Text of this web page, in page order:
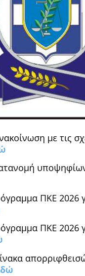
με τις
ΠΚΕ 2026
ΠΚΕ 2026